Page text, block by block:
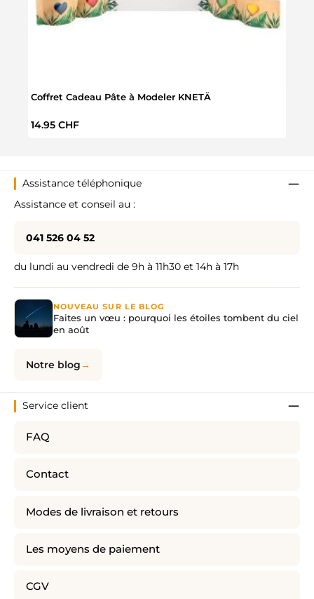
Coffret Cadeau Pâte à Modeler KNETÄ
Prix régulier :
14.95 CHF
Assistance téléphonique
Assistance et conseil au :
041 526 04 52
du lundi au vendredi de 9h à 11h30 et 14h à 17h
NOUVEAU SUR LE BLOG
Faites un vœu : pourquoi les étoiles tombent du ciel
en août
Notre blog
Service client
FAQ
Contact
Modes de livraison et retours
Les moyens de paiement
CGV